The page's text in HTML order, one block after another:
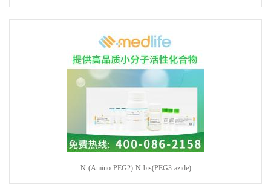
N-(Amino-PEG2)-N-bis(PEG3-azide)